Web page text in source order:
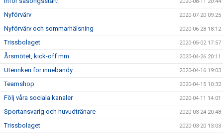
2020-08-11 20:44
Nyförvärv 2020-07-20 09:25
Nyförvärv och sommarhälsning 2020-06-28 18:12
Trissbolaget 2020-05-02 17:57
Årsmötet, kick-off mm 2020-04-26 20:11
Uterinken för innebandy 2020-04-16 19:03
Teamshop 2020-04-15 10:32
Följ våra sociala kanaler 2020-04-11 14:01
Sportansvarig och huvudtränare 2020-03-24 20:48
Trissbolaget 2020-03-20 13:03